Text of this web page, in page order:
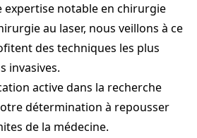
expertise notable en chirurgie
au laser, nous veillons à ce
des techniques les plus
invasives.
active dans la recherche
détermination à repousser
de la médecine.